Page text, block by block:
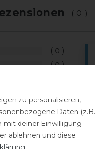
(0)
0
0
0
zu personalisieren,
Daten (z.B.
mit deiner Einwilligung
ablehnen und diese
.